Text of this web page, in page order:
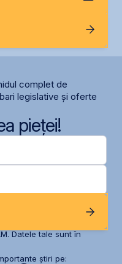
complet de
legislative și oferte
pieței!
Datele tale sunt în
știri pe: